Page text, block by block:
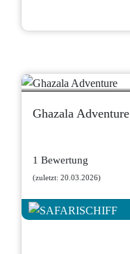
Ghazala Adventure
1 Bewertung
(zuletzt: 20.03.2026)